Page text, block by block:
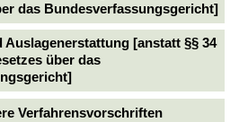
das Bundesverfassungsgericht]
[anstatt §§ 34
über das
Verfahrensvorschriften